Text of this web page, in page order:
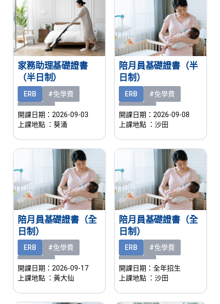
家務助理基礎證書
（半日制）
ERB
#免學費
#有津貼
開課日期：2026-09-03
上課地點 ：葵涌
陪月員基礎證書（半
日制）
ERB
#免學費
#有津貼
開課日期：2026-09-08
上課地點 ：沙田
陪月員基礎證書（全
日制）
ERB
#免學費
#有津貼
開課日期：2026-09-17
上課地點 ：黃大仙
陪月員基礎證書（全
日制）
ERB
#免學費
#有津貼
開課日期：全年招生
上課地點 ：沙田